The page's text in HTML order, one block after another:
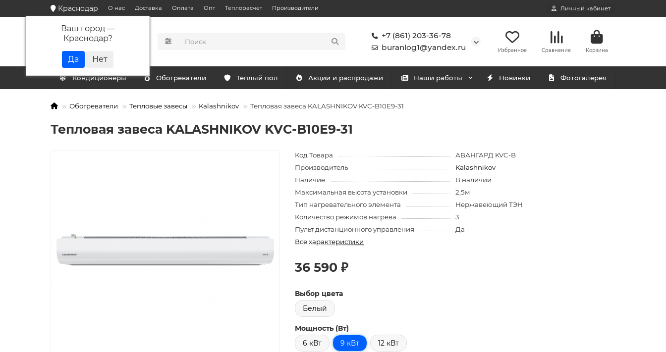
Краснодар
Ваш город —
Краснодар?
О нас Доставка Оплата Опт Теплорасчет Производители Личный кабинет
КАТАЛОГ
+7 (861) 203-36-78
buranlog1@yandex.ru
Избранное Сравнение Корзина
Кондиционеры Обогреватели Тёплый пол Акции и распродажи Наши работы Новинки Фотогалерея
Обогреватели Тепловые завесы Kalashnikov Тепловая завеса KALASHNIKOV KVС-B10E9-31
Тепловая завеса KALASHNIKOV KVС-B10E9-31
Код Товара
АВАНГАРД KVC-B
Производитель
Kalashnikov
Наличие:
В наличии
Максимальная высота установки
2,5м
Тип нагревательного элемента
Нержавеющий ТЭН
Количество режимов нагрева
3
Пульт дистанционного управления
Да
Все характеристики
36 590 ₽
Выбор цвета
Белый
Мощность (Вт)
6 кВт
9 кВт 12 кВт